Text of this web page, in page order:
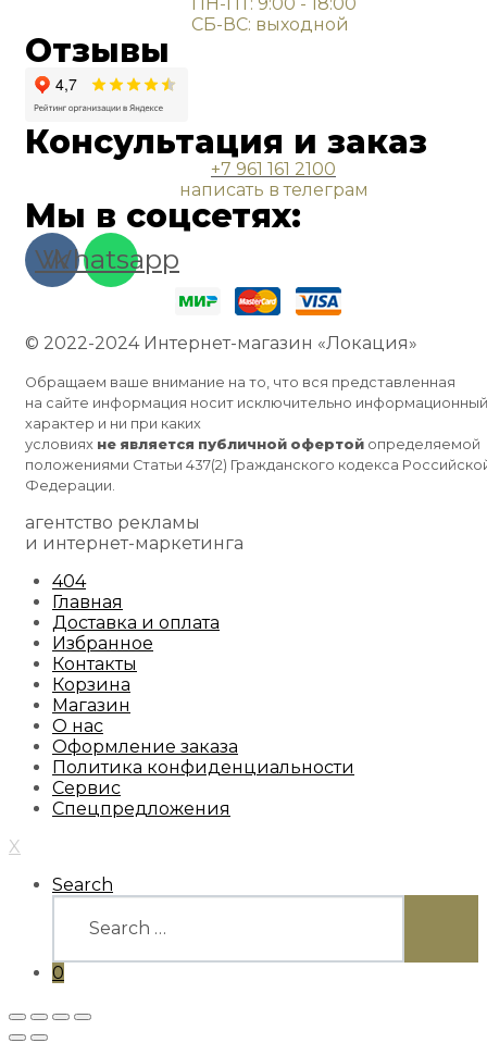
СБ-ВС: выходной
Отзывы
Консультация и заказ
+7 961 161 2100
написать в телеграм
Мы в соцсетях:
Vk
Whatsapp
© 2022-2024 Интернет-магазин «Локация»
Обращаем ваше внимание на то, что вся представленная
на сайте информация носит исключительно информационный
характер и ни при каких
условиях не является публичной офертой определяемой
положениями Статьи 437(2) Гражданского кодекса
Федерации.
агентство рекламы
и интернет-маркетинга
404
Главная
Доставка и оплата
Избранное
Контакты
Корзина
Магазин
О нас
Оформление заказа
Политика конфиденциальности
Сервис
Спецпредложения
X
Search
Search
0